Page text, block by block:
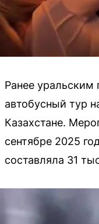
Ранее уральским
автобусный тур
Казахстане.
сентябре 2025
составляла 31